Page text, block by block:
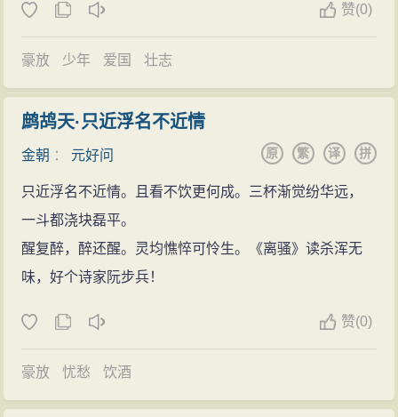
金宣宗兴定年间（1217-1221年），元好问在文坛上
与游益多，知秦中事益熟，每闻谈周、汉都邑及蓝田、
杜间风物，则喜色津津然动于颜间”。更是“览山川之胜
概，考前世之遗迹，庶几乎不负古人者”。天兴二年
（1233年）四月，元好问与其他一些官员被蒙古军羁管
万字，后称“金源君臣言行录”。他又抱着“以诗存史”的目
面不仅收录了他所知道的金期一代已故或未仕于蒙古国
的诗人词客、包括金朝两位皇帝及诸大臣以至布衣百姓
多人对他的不谅解，“百谤百骂，嬉笑姗侮，上累祖弥，
建了一座“野史亭”，作为存放有关资料和编辑写作的地
方。多年的奔波，他积累了相当多的金朝君臣遗言往行
的资料上百万字，后称“金源君臣言行录”。
他抱着“以诗存史”的目的，编成《中州集》。这是一
部金代诗歌总集，里面不仅收录他所知道的金期一代已
故或未仕于蒙古国的诗人词客、包括金朝两位皇帝及诸
大臣以至布衣百姓的诗词2116首（其中诗2001首，词
中国文学史空白。
生，元好问丁忧闲居内乡白鹿原，应邓州帅移刺瑗之
元好问借机辞去幕府。
正大八年（1231年），元好问调任南阳县令，他在
任上大刀阔斧进行改革，成绩斐然。所以河南志书称他
“知南阳县，善政尤著”。《南阳县志》记载：“南阳大县，
兵民十余万，（元好问）帅府令镇抚，甚存威惠”。
国亡被囚
此后不久，元好问赴京调金中央政府任尚书省令
史，移家汴京。此后又升任左司都事，又转任尚书省左
天兴二年（1233年），蒙古军围开封，元好问在围
城中。金哀宗逃出京城，兵败卫州后逃往归德府。朝中
赞(0)
豪放 少年 爱国 壮志
鹧鸪天·只近浮名不近情
金朝 ： 元好问 拼
译
繁
原
只近浮名不近情。且看不饮更何成。三杯渐觉纷华远，
一斗都浇块磊平。
醒复醉，醉还醒。灵均憔悴可怜生。《离骚》读杀浑无
味，好个诗家阮步兵！
赞(0)
豪放 忧愁 饮酒